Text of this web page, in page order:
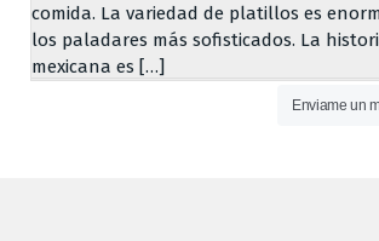
comida. La variedad de platillos es
los paladares más sofisticados. La
mexicana es […]
Enviame un